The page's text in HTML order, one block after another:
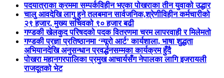
पदयात्राका क्रममा सम्पर्कविहीन भएका पोखराका तीन युवाको उद्धार
चालु आवदेखि लागु हुने तलबमान सार्वजनिक,श्रेणीविहीन कर्मचारीको
२९ हजार, मुख्य सचिवको ९० हजार बढी
गण्डकी खेलकुद परिषदको पदक वितरणमा चरम लापरवाही र मिलेमतो
गण्डकी प्रज्ञा प्रतिष्ठानमा ‘न्यूरो आर्ट’ कार्यशाला, भाषा शुद्धता
अभियानदेखि अनुसन्धान प्रवर्द्धनसम्मका कार्यक्रम हुँदै
पोखरा महानगरपालिका प्रमुख आचार्यसँग नेपालका लागि इजरायली
राजदूतको भेट